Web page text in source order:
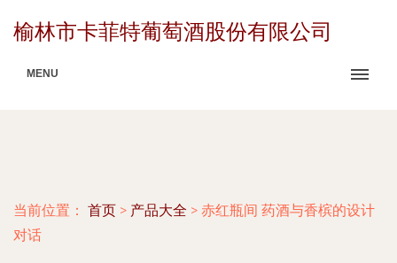
榆林市卡菲特葡萄酒股份有限公司
MENU
当前位置： 首页 > 产品大全 > 赤红瓶间 药酒与香槟的设计
对话